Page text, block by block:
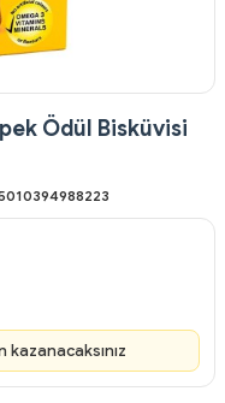
Ödül Bisküvisi
kazanacaksınız